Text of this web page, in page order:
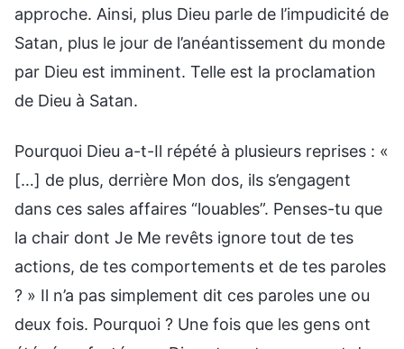
approche. Ainsi, plus Dieu parle de l’impudicité de
Satan, plus le jour de l’anéantissement du monde
par Dieu est imminent. Telle est la proclamation
de Dieu à Satan.
Pourquoi Dieu a-t-Il répété à plusieurs reprises : «
[…] de plus, derrière Mon dos, ils s’engagent
dans ces sales affaires “louables”. Penses-tu que
la chair dont Je Me revêts ignore tout de tes
actions, de tes comportements et de tes paroles
? » Il n’a pas simplement dit ces paroles une ou
deux fois. Pourquoi ? Une fois que les gens ont